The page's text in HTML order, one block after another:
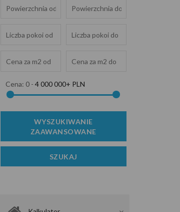
Zdjęcie 2
Cena: 0- 4 000 000+ PLN